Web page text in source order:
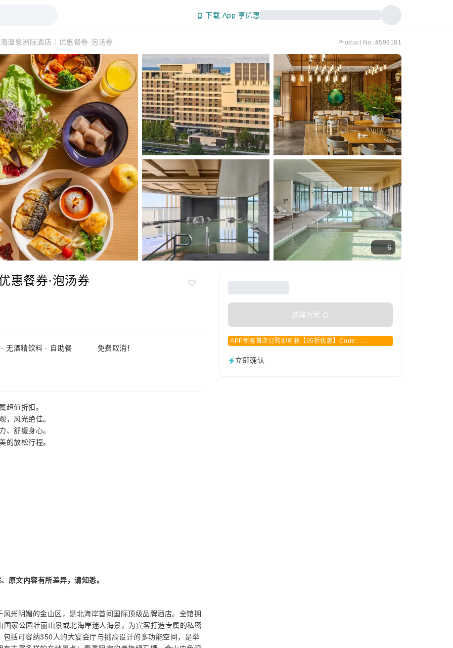
下载 App 享优惠
温泉洲际酒店｜优惠餐券·泡汤券 Product No. #599181
6
惠餐券·泡汤券
无酒精饮料 · 自助餐 免费取消！
超值折扣。
，风光绝佳。
、舒缓身心。
的放松行程。
选择方案
APP新客首次订购即可获【95折优惠】Code：
立即确认
原文内容有所差异，请知悉。
光明媚的金山区，是北海岸首间国际顶级品牌酒店。全馆拥
家公园壮丽山景或北海岸迷人海景，为宾客打造专属的私密
括可容纳350人的大宴会厅与挑高设计的多功能空间，是举